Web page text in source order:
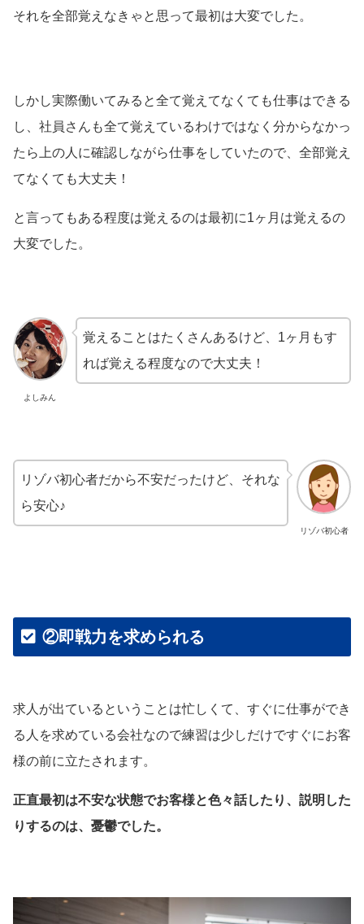
それを全部覚えなきゃと思って最初は大変でした。
しかし実際働いてみると全て覚えてなくても仕事はできる
し、社員さんも全て覚えているわけではなく分からなかっ
たら上の人に確認しながら仕事をしていたので、全部覚え
てなくても大丈夫！
と言ってもある程度は覚えるのは最初に1ヶ月は覚えるの
大変でした。
よしみん
覚えることはたくさんあるけど、1ヶ月もす
れば覚える程度なので大丈夫！
リゾバ初心者
リゾバ初心者だから不安だったけど、それな
ら安心♪
②即戦力を求められる
求人が出ているということは忙しくて、すぐに仕事ができ
る人を求めている会社なので練習は少しだけですぐにお客
様の前に立たされます。
正直最初は不安な状態でお客様と色々話したり、説明した
りするのは、憂鬱でした。